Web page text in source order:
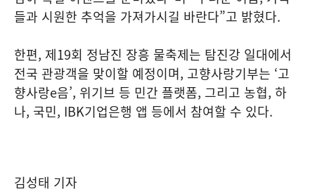
들과 시원한 추억을 가져가시길 바란다”고 밝혔다.
한편, 제19회 정남진 장흥 물축제는 탐진강 일대에서
전국 관광객을 맞이할 예정이며, 고향사랑기부는 ‘고
향사랑e음’, 위기브 등 민간 플랫폼, 그리고 농협, 하
나, 국민, IBK기업은행 앱 등에서 참여할 수 있다.
김성태 기자